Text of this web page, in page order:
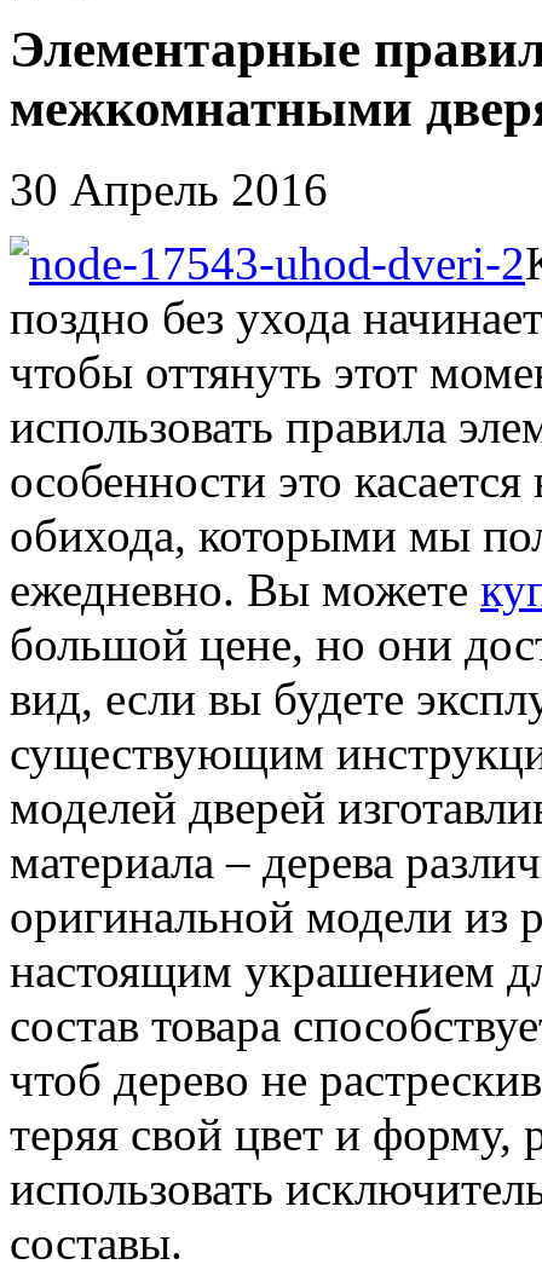
Элементарные
межкомнатными
30 Апрель 2016
поздно без ухода
чтобы оттянуть этот
использовать правила
особенности это
обихода, которыми мы
ежедневно. Вы можете
большой цене, но они
вид, если вы будете
существующим
моделей дверей
материала – дерева
оригинальной модели из
настоящим украшением
состав товара
чтоб дерево не
теряя свой цвет и форму,
использовать
составы.